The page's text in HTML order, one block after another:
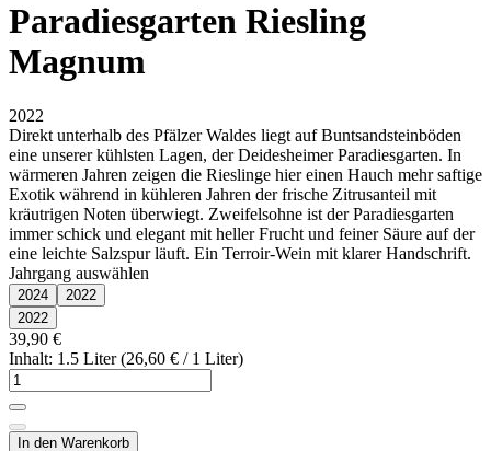
Paradiesgarten Riesling
Magnum
2022
Direkt unterhalb des Pfälzer Waldes liegt auf Buntsandsteinböden
eine unserer kühlsten Lagen, der Deidesheimer Paradiesgarten. In
wärmeren Jahren zeigen die Rieslinge hier einen Hauch mehr saftige
Exotik während in kühleren Jahren der frische Zitrusanteil mit
kräutrigen Noten überwiegt. Zweifelsohne ist der Paradiesgarten
immer schick und elegant mit heller Frucht und feiner Säure auf der
eine leichte Salzspur läuft. Ein Terroir-Wein mit klarer Handschrift.
Jahrgang auswählen
2024
2022
2022
39,90 €
Inhalt: 1.5 Liter (26,60 € / 1 Liter)
In den Warenkorb